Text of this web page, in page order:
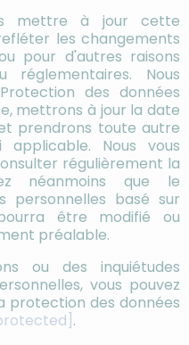
mettre à jour cette
les changements
pour d'autres raisons
réglementaires. Nous
des données
mettrons à jour la date
prendrons toute autre
Nous vous
régulièrement la
néanmoins que le
personnelles basé sur
être modifié ou
préalable.
ou des inquiétudes
vous pouvez
protection des données
.